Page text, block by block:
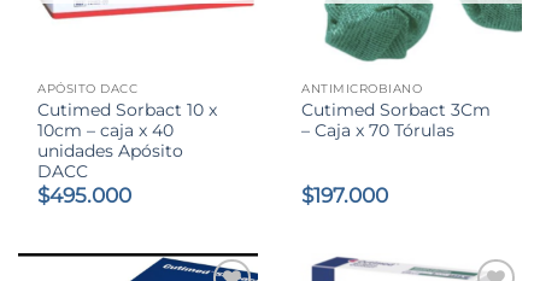
APÓSITO DACC
Cutimed Sorbact 10 x
10cm – caja x 40
unidades Apósito
DACC
$495.000
ANTIMICROBIANO
Cutimed Sorbact 3Cm
– Caja x 70 Tórulas
$197.000